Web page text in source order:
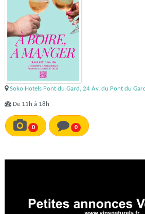
Soko Hotels Pont du Gard, 24 Av. du Pont du
De 11h à 18h
0 0